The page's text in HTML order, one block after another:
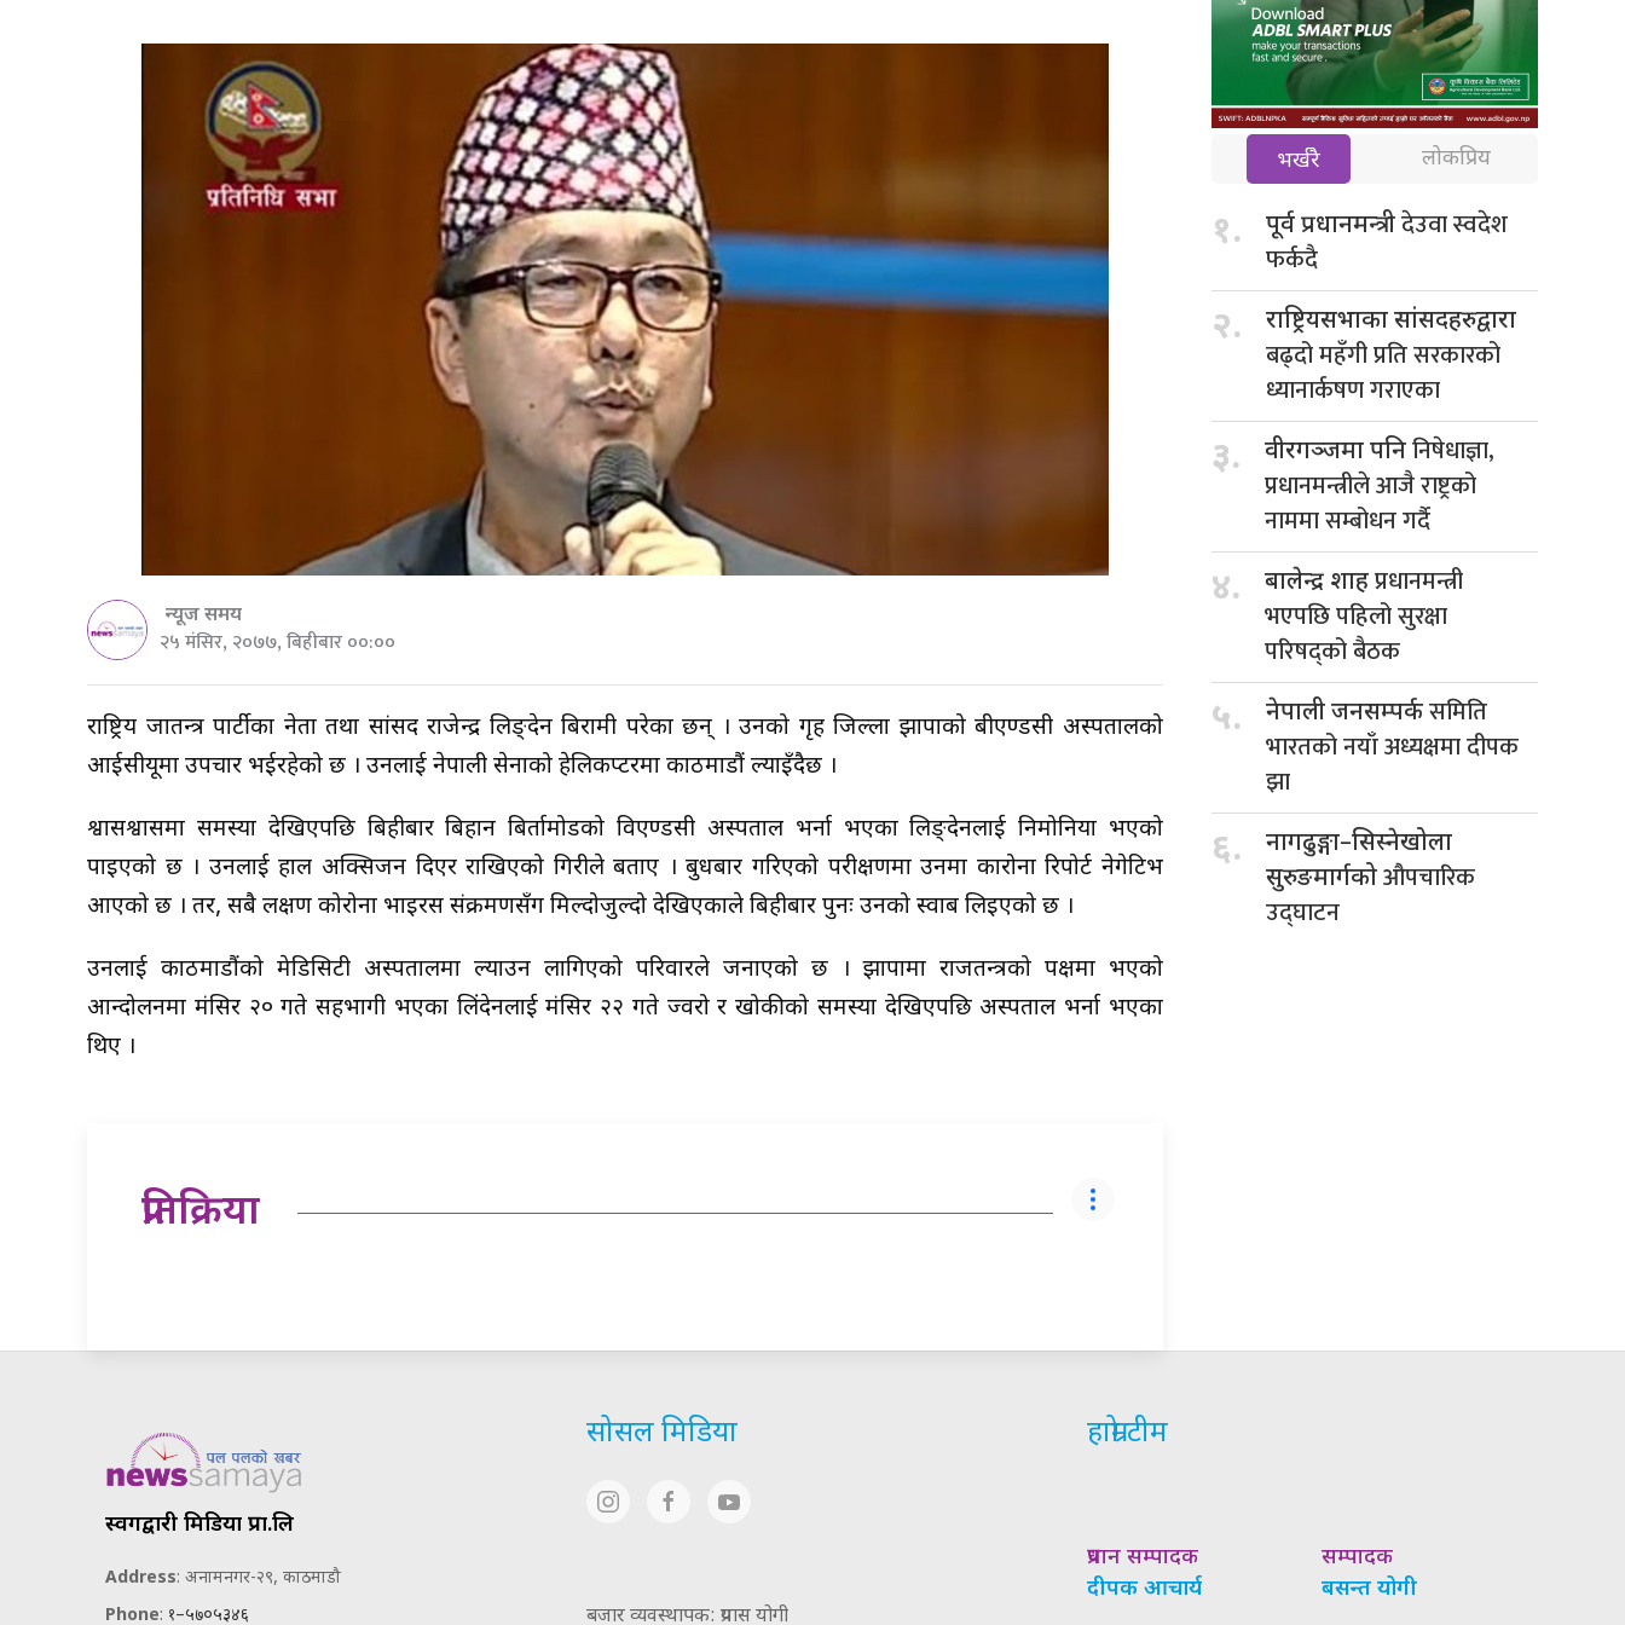
न्यूज समय
२५ मंसिर, २०७७, बिहीबार ००:००
राष्ट्रिय प्रजातन्त्र पार्टीका नेता तथा सांसद राजेन्द्र लिङ्देन बिरामी परेका छन् । उनको गृह जिल्ला झापाको बीएण्डसी अस्पतालको
आईसीयूमा उपचार भईरहेको छ । उनलाई नेपाली सेनाको हेलिकप्टरमा काठमाडौं ल्याइँदैछ ।
श्वासप्रश्वासमा समस्या देखिएपछि बिहीबार बिहान बिर्तामोडको विएण्डसी अस्पताल भर्ना भएका लिङ्देनलाई निमोनिया भएको
पाइएको छ । उनलाई हाल अक्सिजन दिएर राखिएको गिरीले बताए । बुधबार गरिएको परीक्षणमा उनमा कारोना रिपोर्ट नेगेटिभ
आएको छ । तर, सबै लक्षण कोरोना भाइरस संक्रमणसँग मिल्दोजुल्दो देखिएकाले बिहीबार पुनः उनको स्वाब लिइएको छ ।
उनलाई काठमाडौंको मेडिसिटी अस्पतालमा ल्याउन लागिएको परिवारले जनाएको छ । झापामा राजतन्त्रको पक्षमा भएको
आन्दोलनमा मंसिर २० गते सहभागी भएका लिंदेनलाई मंसिर २२ गते ज्वरो र खोकीको समस्या देखिएपछि अस्पताल भर्ना भएका
थिए ।
प्रतिक्रिया
भर्खरै लोकप्रिय
१. पूर्व प्रधानमन्त्रीदेउवा स्वदेश
फर्कदै
२. राष्ट्रियसभाका सांसदहरुद्वारा
बढ्दो महँगी प्रति सरकारको
ध्यानार्कषण गराएका
३. वीरगञ्जमा पनिनिषेधाज्ञा,
प्रधानमन्त्रीले आजै राष्ट्रको
नाममा सम्बोधन गर्दै
४. बालेन्द्र शाहप्रधानमन्त्री
भएपछि पहिलो सुरक्षा
परिषद्को बैठक
५. नेपाली जनसम्पर्कसमिति
भारतको नयाँ अध्यक्षमा दीपक
झा
६.
नागढुङ्गा–सिस्नेखोला
सुरुङमार्गकोऔपचारिक
उद्घाटन
स्वर्गद्वारी मिडिया प्रा.लि
Address: अनामनगर-२९, काठमाडौ
Phone: १–५७०५३४६
सोसल मिडिया
बजार व्यवस्थापक: प्रयास योगी
हाम्रो टीम
प्रधान सम्पादक
दीपक आचार्य
सम्पादक
बसन्त योगी